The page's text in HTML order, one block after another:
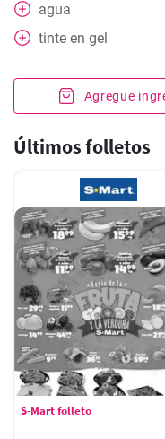
agua
tinte en gel
Agregue
Últimos folletos
S-Mart folleto